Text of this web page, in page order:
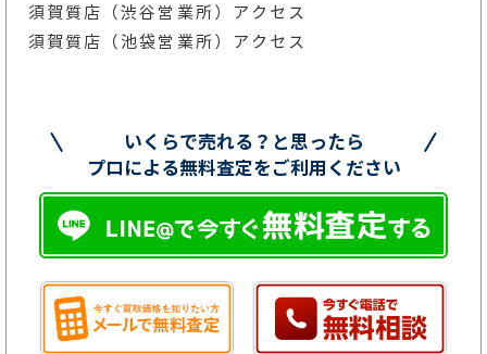
須賀質店（渋谷営業所）アクセス
須賀質店（池袋営業所）アクセス
いくらで売れる？と思ったら
プロによる無料査定をご利用ください